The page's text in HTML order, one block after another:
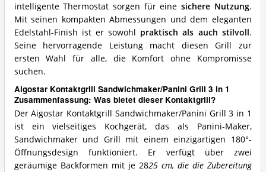
intelligente Thermostat sorgen für einesichere Nutzung.
Mit seinen kompakten Abmessungen und dem eleganten
Edelstahl-Finish ist er sowohl praktisch als auch stilvoll .
Seine hervorragende Leistung macht diesen Grill zur
ersten Wahl für alle, die Komfort ohne Kompromisse
suchen.
Aigostar Kontaktgrill Sandwichmaker/Panini Grill 3 in 1
Zusammenfassung: Was bietet dieser Kontaktgrill?
Der Aigostar Kontaktgrill Sandwichmaker/Panini Grill 3 in 1
ist ein vielseitiges Kochgerät, das als Panini-Maker,
Sandwichmaker und Grill mit einem einzigartigen 180°-
Öffnungsdesign funktioniert. Er verfügt über zwei
geräumige Backformen mit je 2825 cm, die die Zubereitung